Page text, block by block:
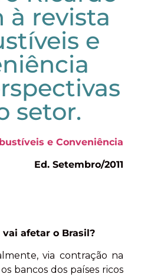
revista
e
setor.
e Conveniência
Ed. Setembro/2011
afetar o Brasil?
via contração na
bancos dos países ricos